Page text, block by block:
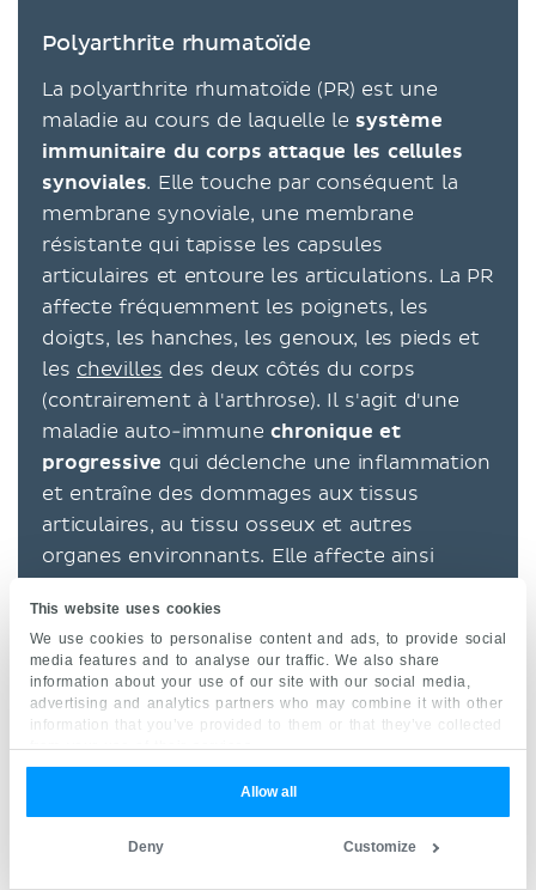
This website uses cookies
We use cookies to personalise content and ads, to provide social
media features and to analyse our traffic. We also share
information about your use of our site with our social media,
advertising and analytics partners who may combine it with other
information that you’ve provided to them or that they’ve collected
from your use of their services.
Allow all
Customize
Deny
Polyarthrite rhumatoïde
La polyarthrite rhumatoïde (PR) est une
maladie au cours de laquelle le système
immunitaire du corps attaque les cellules
synoviales. Elle touche par conséquent la
membrane synoviale, une membrane
résistante qui tapisse les capsules
articulaires et entoure les articulations. La PR
affecte fréquemment les poignets, les
doigts, les hanches, les genoux, les pieds et
les chevilles des deux côtés du corps
(contrairement à l'arthrose). Il s'agit d'une
maladie auto-immune chronique et
progressive qui déclenche une inflammation
et entraîne des dommages aux tissus
articulaires, au tissu osseux et autres
organes environnants. Elle affecte ainsi
généralement des petites articulations vers
les plus grandes, et les dégâts articulaires
sont plus susceptibles de se développer aux
mains et aux pieds avant d’atteindre des
articulations plus grandes comme les
hanches ou les genoux.
médicaments anti-inflammatoires